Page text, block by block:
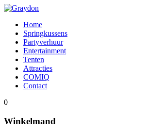
Home
Springkussens
Partyverhuur
Entertainment
Tenten
Attracties
COMIQ
Contact
0
Winkelmand